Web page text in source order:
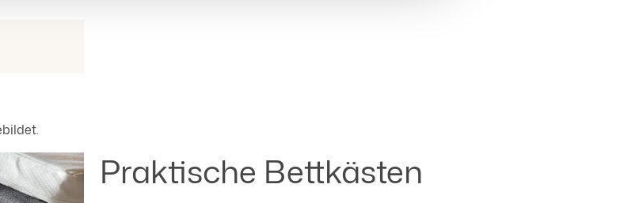
Praktische Bettkästen